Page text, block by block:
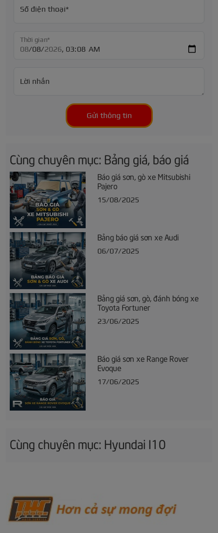
Số điện thoại*
Thời gian*
Lời nhắn
Gửi thông tin
Cùng chuyên mục: Bảng giá, báo giá
Báo giá sơn, gò xe Mitsubishi
Pajero
15/08/2025
Bảng báo giá sơn xe Audi
06/07/2025
Bảng giá sơn, gò, đánh bóng xe
Toyota Fortuner
23/06/2025
Báo giá sơn xe Range Rover
Evoque
17/06/2025
Cùng chuyên mục: Hyundai I10